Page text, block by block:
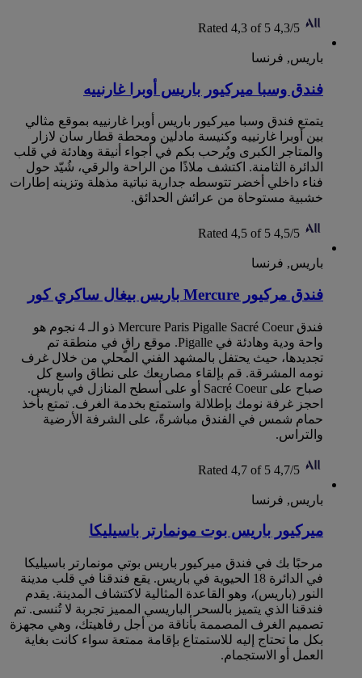
4,3/5
Rated 4,3 of 5
باريس, فرنسا
فندق وسبا ميركيور باريس أوبرا غارنييه
يتمتع فندق وسبا ميركيور باريس أوبرا غارنييه بموقع مثالي
بين أوبرا غارنييه وكنيسة مادلين ومحطة قطار سان لازار
والمتاجر الكبرى ويُرحب بكم في أجواء أنيقة وهادئة في قلب
الدائرة الثامنة. اكتشف ملاذًا من الراحة والرقي، شُيّد حول
فناء داخلي أخضر تتوسطه جدارية نباتية مذهلة وتزينه إطارات
خشبية مستوحاة من عرائش الحدائق.
4,5/5
Rated 4,5 of 5
باريس, فرنسا
فندق مركيور Mercure باريس بيغال ساكري كور
فندق Mercure Paris Pigalle Sacré Coeur ذو الـ 4 نجوم هو
واحة ودية وهادئة في Pigalle. موقع راقٍ في منطقة تم
تجديدها، حيث يحتفل بالمشهد الفني المحلي من خلال غرف
نومه المشرقة. قم بإلقاء مصاريعك على نطاق واسع كل
صباح على Sacré Coeur أو على أسطح المنازل في باريس.
احجز غرفة نومك بإطلالة واستمتع بخدمة الغرف. تمتع بأخذ
حمام شمس في الفندق مباشرةً، على الشرفة الأرضية
والتراس.
4,7/5
Rated 4,7 of 5
باريس, فرنسا
ميركيور باريس بوت مونمارتر باسيليكا
مرحبًا بك في فندق ميركيور باريس بوتي مونمارتر باسيليكا
في الدائرة 18 الحيوية في باريس. يقع فندقنا في قلب مدينة
النور (باريس)، وهو القاعدة المثالية لاكتشاف المدينة. يقدم
فندقنا الذي يتميز بالسحر الباريسي المميز تجربة لا تُنسى. تم
تصميم الغرف المصممة بأناقة من أجل رفاهيتك، وهي مجهزة
بكل ما تحتاج إليه للاستمتاع بإقامة ممتعة سواء كانت بغاية
العمل أو الاستجمام.